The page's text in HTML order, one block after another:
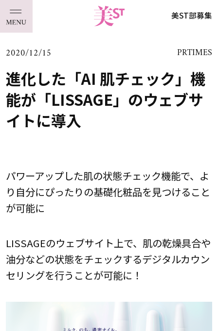
美ST部募集
2020/12/15 PRTIMES
進化した「AI 肌チェック」機
能が「LISSAGE」のウェブサ
イトに導入
パワーアップした肌の状態チェック機能で、よ
り自分にぴったりの基礎化粧品を見つけること
が可能に
LISSAGEのウェブサイト上で、肌の乾燥具合や
油分などの状態をチェックするデジタルカウン
セリングを行うことが可能に！